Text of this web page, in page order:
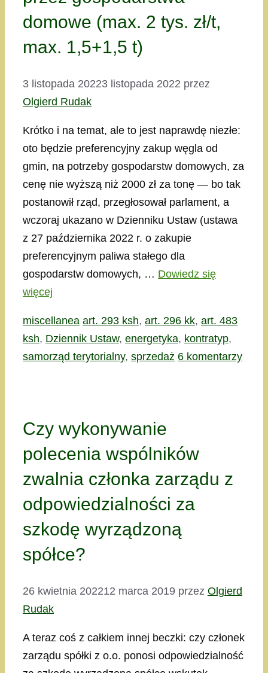
domowe (max. 2 tys. zł/t,
max. 1,5+1,5 t)
3 listopada 20223 listopada 2022 przez
Olgierd Rudak
Krótko i na temat, ale to jest naprawdę niezłe:
oto będzie preferencyjny zakup węgla od
gmin, na potrzeby gospodarstw domowych, za
cenę nie wyższą niż 2000 zł za tonę — bo tak
postanowił rząd, przegłosował parlament, a
wczoraj ukazano w Dzienniku Ustaw (ustawa
z 27 października 2022 r. o zakupie
preferencyjnym paliwa stałego dla
gospodarstw domowych, … Dowiedz się
więcej
Kategorie
miscellanea Tagi
art. 293 ksh, art. 296 kk, art. 483
ksh, Dziennik Ustaw, energetyka, kontratyp,
samorząd terytorialny, sprzedaż 6 komentarzy
Czy wykonywanie
polecenia wspólników
zwalnia członka zarządu z
odpowiedzialności za
szkodę wyrządzoną
spółce?
26 kwietnia 202212 marca 2019 przez Olgierd
Rudak
A teraz coś z całkiem innej beczki: czy członek
zarządu spółki z o.o. ponosi odpowiedzialność